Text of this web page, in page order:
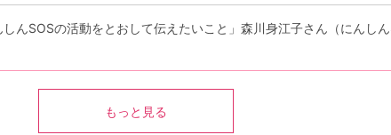
もっと見る